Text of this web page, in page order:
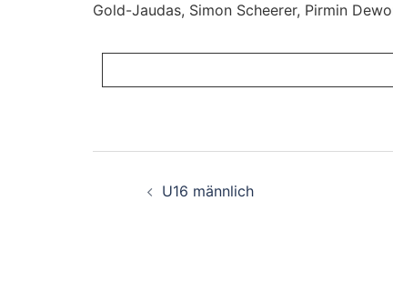
Gold-Jaudas, Simon Scheerer, Pirmin
U16 männlich